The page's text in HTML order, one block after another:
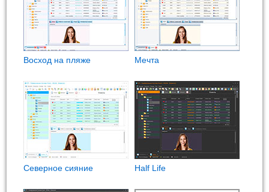
Восход на пляже Мечта
Северное сияние Half Life